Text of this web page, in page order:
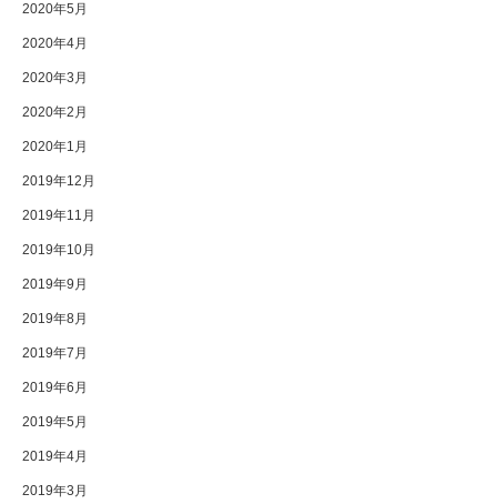
2020年5月
2020年4月
2020年3月
2020年2月
2020年1月
2019年12月
2019年11月
2019年10月
2019年9月
2019年8月
2019年7月
2019年6月
2019年5月
2019年4月
2019年3月